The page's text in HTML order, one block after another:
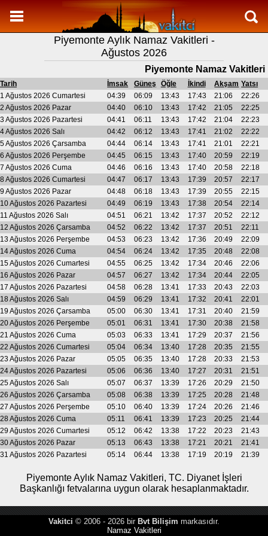
Namaz Vakitleri
Piyemonte Aylık Namaz Vakitleri
Piyemonte Ramazan imsakiyesi
Namaz Nasıl Kılınır?
Bilgi
İletişim
Piyemonte Aylık Namaz Vakitleri -
Ağustos 2026
Piyemonte Namaz Vakitleri
Tarih İmsak Güneş Öğle İkindi Akşam Yatsı
1 Ağustos 2026 Cumartesi
04:39 06:09 13:43 17:43 21:06
22:26
2 Ağustos 2026 Pazar
04:40 06:10 13:43 17:42 21:05
22:25
3 Ağustos 2026 Pazartesi
04:41 06:11 13:43 17:42 21:04
22:23
4 Ağustos 2026 Salı
04:42 06:12 13:43 17:41 21:02
22:22
5 Ağustos 2026 Çarsamba
04:44 06:14 13:43 17:41 21:01
22:21
6 Ağustos 2026 Perşembe
04:45 06:15 13:43 17:40 20:59
22:19
7 Ağustos 2026 Cuma
04:46 06:16 13:43 17:40 20:58
22:18
8 Ağustos 2026 Cumartesi
04:47 06:17 13:43 17:39 20:57
22:17
9 Ağustos 2026 Pazar
04:48 06:18 13:43 17:39 20:55
22:15
10 Ağustos 2026 Pazartesi
04:49 06:19 13:43 17:38 20:54
22:14
11 Ağustos 2026 Salı
04:51 06:21 13:42 17:37 20:52
22:12
12 Ağustos 2026 Çarsamba
04:52 06:22 13:42 17:37 20:51
22:11
13 Ağustos 2026 Perşembe
04:53 06:23 13:42 17:36 20:49
22:09
14 Ağustos 2026 Cuma
04:54 06:24 13:42 17:35 20:48
22:08
15 Ağustos 2026 Cumartesi
04:55 06:25 13:42 17:34 20:46
22:06
16 Ağustos 2026 Pazar
04:57 06:27 13:42 17:34 20:44
22:05
17 Ağustos 2026 Pazartesi
04:58 06:28 13:41 17:33 20:43
22:03
18 Ağustos 2026 Salı
04:59 06:29 13:41 17:32 20:41
22:01
19 Ağustos 2026 Çarsamba
05:00 06:30 13:41 17:31 20:40
21:59
20 Ağustos 2026 Perşembe
05:01 06:31 13:41 17:30 20:38
21:58
21 Ağustos 2026 Cuma
05:03 06:33 13:41 17:29 20:37
21:56
22 Ağustos 2026 Cumartesi
05:04 06:34 13:40 17:28 20:35
21:55
23 Ağustos 2026 Pazar
05:05 06:35 13:40 17:28 20:33
21:53
24 Ağustos 2026 Pazartesi
05:06 06:36 13:40 17:27 20:31
21:51
25 Ağustos 2026 Salı
05:07 06:37 13:39 17:26 20:29
21:50
26 Ağustos 2026 Çarsamba
05:08 06:38 13:39 17:25 20:28
21:48
27 Ağustos 2026 Perşembe
05:10 06:40 13:39 17:24 20:26
21:46
28 Ağustos 2026 Cuma
05:11 06:41 13:39 17:23 20:25
21:44
29 Ağustos 2026 Cumartesi
05:12 06:42 13:38 17:22 20:23
21:43
30 Ağustos 2026 Pazar
05:13 06:43 13:38 17:21 20:21
21:41
31 Ağustos 2026 Pazartesi
05:14 06:44 13:38 17:19 20:19 21:39
Piyemonte Aylık Namaz Vakitleri, TC. Diyanet İşleri
Başkanlığı fetvalarına uygun olarak hesaplanmaktadır.
Vakitci © 2006 - 2026 bir Bvt Bilişim markasıdır.
Namaz Vakitleri